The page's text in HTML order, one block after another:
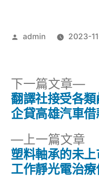
作
admin 2023-
文
導
覽
上一篇文章
一
篇
塑料軸承的未
工作靜光電治療
下一篇文章
下
一
篇
翻譯社接受各
企貸高雄汽車借